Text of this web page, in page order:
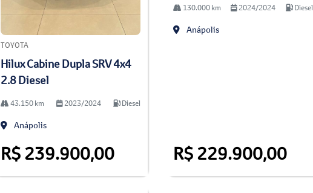
TOYOTA
Hilux Cabine Dupla SRV 4x4
2.8 Diesel
43.150 km 2023/2024 Diesel
Anápolis
R$ 239.900,00
130.000 km 2024/2024 Diesel
Anápolis
R$ 229.900,00